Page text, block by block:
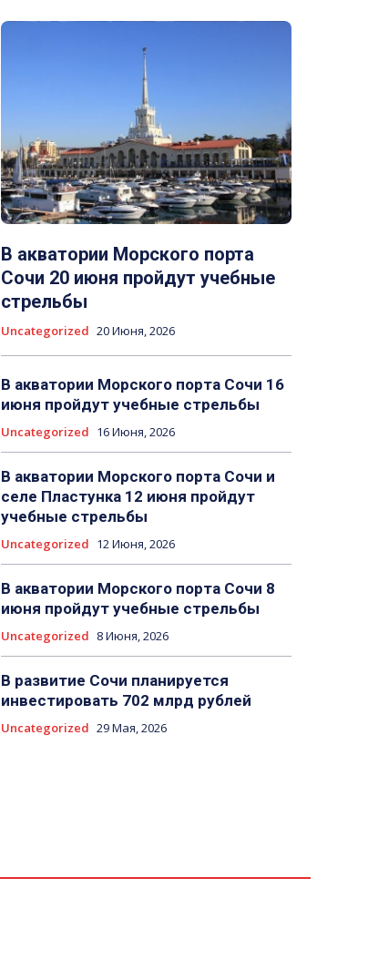
В акватории Морского порта
Сочи 20 июня пройдут учебные
стрельбы
Uncategorized 20 Июня, 2026
В акватории Морского порта Сочи 16
июня пройдут учебные стрельбы
Uncategorized 16 Июня, 2026
В акватории Морского порта Сочи и
селе Пластунка 12 июня пройдут
учебные стрельбы
Uncategorized 12 Июня, 2026
В акватории Морского порта Сочи 8
июня пройдут учебные стрельбы
Uncategorized 8 Июня, 2026
В развитие Сочи планируется
инвестировать 702 млрд рублей
Uncategorized 29 Мая, 2026